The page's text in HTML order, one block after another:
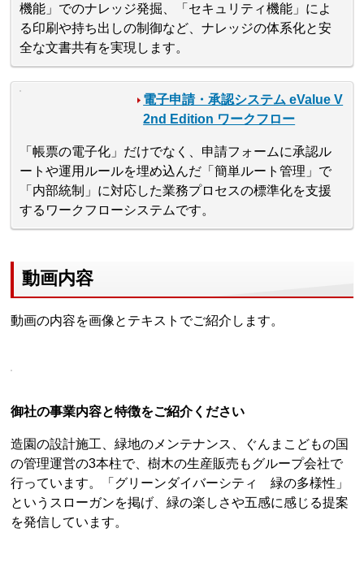
機能」でのナレッジ発掘、「セキュリティ機能」によ
る印刷や持ち出しの制御など、ナレッジの体系化と安
全な文書共有を実現します。
電子申請・承認システム eValue V
2nd Edition ワークフロー
「帳票の電子化」だけでなく、申請フォームに承認ル
ートや運用ルールを埋め込んだ「簡単ルート管理」で
「内部統制」に対応した業務プロセスの標準化を支援
するワークフローシステムです。
動画内容
動画の内容を画像とテキストでご紹介します。
御社の事業内容と特徴をご紹介ください
造園の設計施工、緑地のメンテナンス、ぐんまこどもの国
の管理運営の3本柱で、樹木の生産販売もグループ会社で
行っています。「グリーンダイバーシティ 緑の多様性」
というスローガンを掲げ、緑の楽しさや五感に感じる提案
を発信しています。